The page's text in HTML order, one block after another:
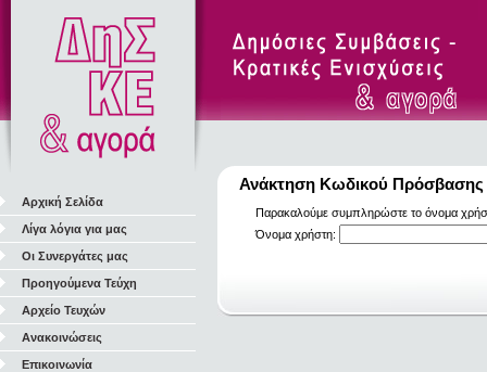
Αρχική Σελίδα
Λίγα λόγια για μας
Οι Συνεργάτες μας
Προηγούμενα Τεύχη
Αρχείο Τευχών
Ανακοινώσεις
Επικοινωνία
Ανάκτηση Κωδικού Πρόσβασης
Παρακαλούμε συμπληρώστε το όνομα
Όνομα χρήστη: